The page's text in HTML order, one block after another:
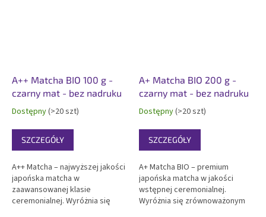
A++ Matcha BIO 100 g -
czarny mat - bez nadruku
Dostępny(>20 szt)
SZCZEGÓŁY
A++ Matcha – najwyższej jakości
japońska matcha w
zaawansowanej klasie
ceremonialnej. Wyróżnia się
A+ Matcha BIO 200 g -
czarny mat - bez nadruku
Dostępny(>20 szt)
SZCZEGÓŁY
A+ Matcha BIO – premium
japońska matcha w jakości
wstępnej ceremonialnej.
Wyróżnia się zrównoważonym